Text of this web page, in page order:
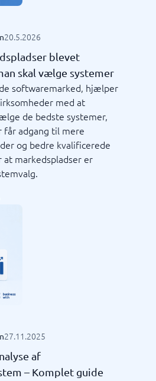
20.5.2026
blevet
skal vælge systemer
softwaremarked, hjælper
med at
de bedste systemer,
får adgang til mere
og bedre kvalificerede
markedspladser er
27.11.2025
af
– Komplet guide